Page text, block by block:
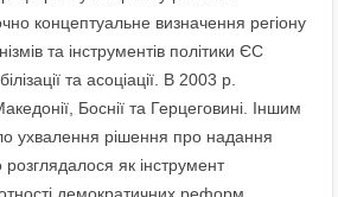
концептуальне визначення регіону
та інструментів політики ЄС
та асоціації. В 2003 р.
Боснії та Герцеговині. Іншим
ухвалення рішення про надання
як інструмент
демократичних реформ.